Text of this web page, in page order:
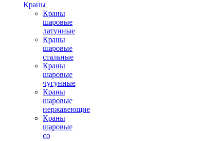
Краны
Краны
шаровые
латунные
Краны
шаровые
стальные
Краны
шаровые
чугунные
Краны
шаровые
нержавеющие
Краны
шаровые
со